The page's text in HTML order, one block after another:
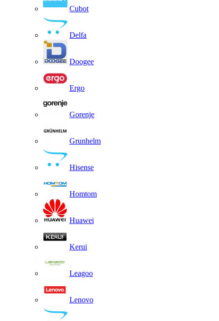
Cubot
Delfa
Doogee
Ergo
Gorenje
Grunhelm
Hisense
Homtom
Huawei
Kerui
Leagoo
Lenovo